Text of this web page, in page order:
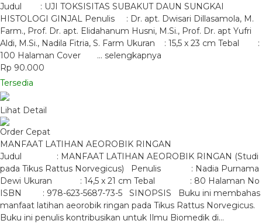
Judul : UJI TOKSISITAS SUBAKUT DAUN SUNGKAI
HISTOLOGI GINJAL Penulis : Dr. apt. Dwisari Dillasamola, M.
Farm., Prof. Dr. apt. Elidahanum Husni, M.Si., Prof. Dr. apt Yufri
Aldi, M.Si., Nadila Fitria, S. Farm Ukuran : 15,5 x 23 cm Tebal :
100 Halaman Cover … selengkapnya
Rp 90.000
Tersedia
Lihat Detail
Order Cepat
MANFAAT LATIHAN AEOROBIK RINGAN
Judul : MANFAAT LATIHAN AEOROBIK RINGAN (Studi
pada Tikus Rattus Norvegicus) Penulis : Nadia Purnama
Dewi Ukuran : 14,5 x 21 cm Tebal : 80 Halaman No
ISBN : 978-623-5687-73-5 SINOPSIS Buku ini membahas
manfaat latihan aeorobik ringan pada Tikus Rattus Norvegicus.
Buku ini penulis kontribusikan untuk Ilmu Biomedik di…